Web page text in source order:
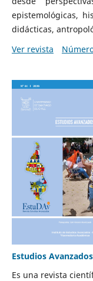
epistemológicas,
didácticas,
Ver revista
Estudios Avanzados
Es una revista